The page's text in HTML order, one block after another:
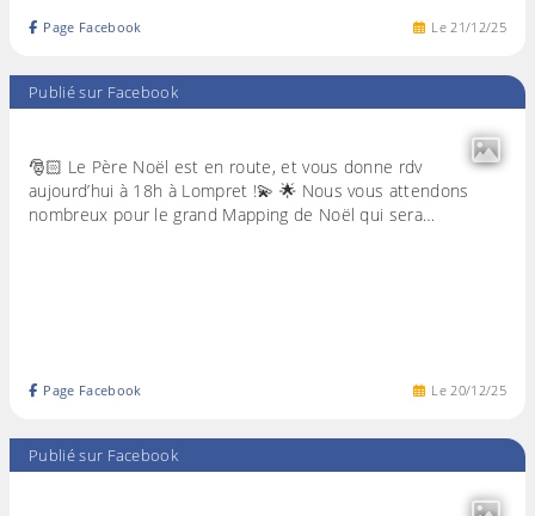
Le21/12/25
Page Facebook
Publié sur Facebook
🎅🏻 Le Père Noël est en route, et vous donne rdv
aujourd’hui à 18h à Lompret !💫 🌟 Nous vous attendons
nombreux pour le grand Mapping de Noël qui sera…
Le20/12/25
Page Facebook
Publié sur Facebook